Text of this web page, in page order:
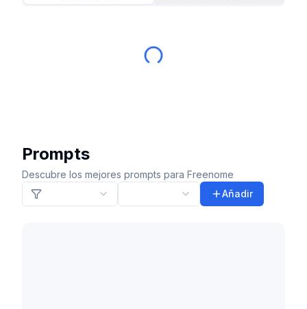
Prompts
Descubre los mejores prompts para Freenome
Añadir